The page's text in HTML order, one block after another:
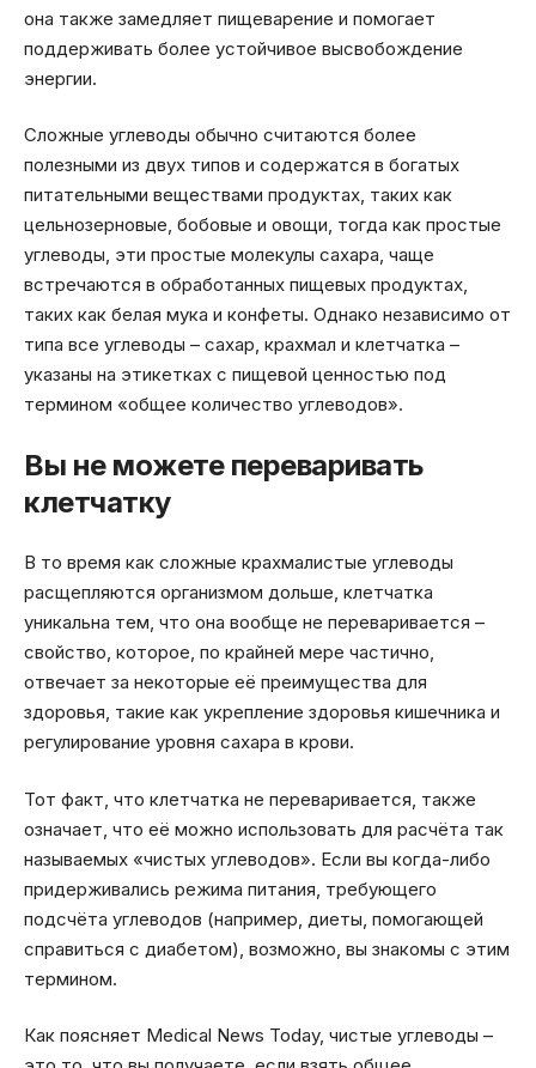
она также замедляет пищеварение и помогает
поддерживать более устойчивое высвобождение
энергии.
Сложные углеводы обычно считаются более
полезными из двух типов и содержатся в богатых
питательными веществами продуктах, таких как
цельнозерновые, бобовые и овощи, тогда как простые
углеводы, эти простые молекулы сахара, чаще
встречаются в обработанных пищевых продуктах,
таких как белая мука и конфеты. Однако независимо от
типа все углеводы – сахар, крахмал и клетчатка –
указаны на этикетках с пищевой ценностью под
термином «общее количество углеводов».
Вы не можете переваривать
клетчатку
В то время как сложные крахмалистые углеводы
расщепляются организмом дольше, клетчатка
уникальна тем, что она вообще не переваривается –
свойство, которое, по крайней мере частично,
отвечает за некоторые её преимущества для
здоровья, такие как укрепление здоровья кишечника и
регулирование уровня сахара в крови.
Тот факт, что клетчатка не переваривается, также
означает, что её можно использовать для расчёта так
называемых «чистых углеводов». Если вы когда-либо
придерживались режима питания, требующего
подсчёта углеводов (например, диеты, помогающей
справиться с диабетом), возможно, вы знакомы с этим
термином.
Как поясняет Medical News Today, чистые углеводы –